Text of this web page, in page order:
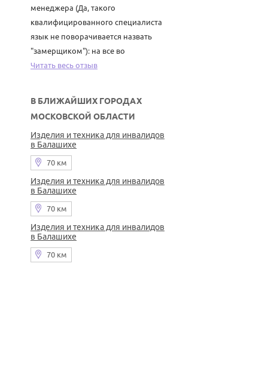
менеджера (Да, такого
квалифицированного специалиста
язык не поворачивается назвать
"замерщиком"): на все во
Читать весь отзыв
В БЛИЖАЙШИХ ГОРОДАХ
МОСКОВСКОЙ ОБЛАСТИ
Изделия и техника для инвалидов
в Балашихе
70 км
Изделия и техника для инвалидов
в Балашихе
70 км
Изделия и техника для инвалидов
в Балашихе
70 км